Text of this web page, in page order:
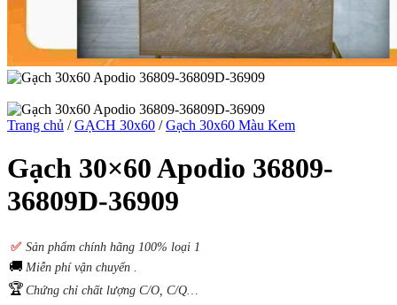
Trang chủ / GẠCH 30x60 / Gạch 30x60 Màu Kem
Gạch 30×60 Apodio 36809-
36809D-36909
✅ Sản phẩm chính hãng 100% loại 1
🚚 Miễn phí vận chuyển .
🏆Chứng chỉ chất lượng C/O, C/Q…